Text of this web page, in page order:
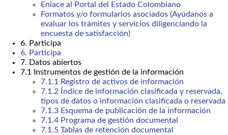
Enlace al Portal del Estado Colombiano
Formatos y/o formularios asociados (Ayúdanos a
evaluar los trámites y servicios diligenciando la
encuesta de satisfacción)
6. Participa
6. Participa
7. Datos abiertos
7.1 Instrumentos de gestión de la información
7.1.1 Registro de activos de información
7.1.2 Índice de información clasificada y reservada,
tipos de datos o información clasificada o reservada
7.1.3 Esquema de publicación de la información
7.1.4 Programa de gestión documental
7.1.5 Tablas de retención documental